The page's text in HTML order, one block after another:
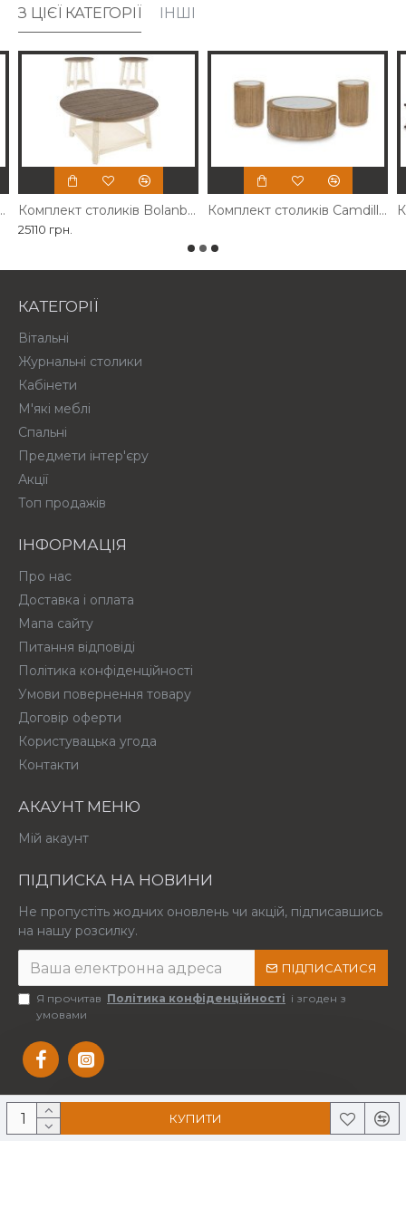
КУПИТИ
З ЦІЄЇ КАТЕГОРІЇ ІНШІ
Ashley Комплект столиків Bolanbrook Ashley
25110 грн.
Комплект столиків Camdill Ashley
КАТЕГОРІЇ
Вітальні
Журнальні столики
Кабінети
М'які меблі
Спальні
Предмети інтер'єру
Акції
Топ продажів
ІНФОРМАЦІЯ
Про нас
Доставка і оплата
Мапа сайту
Питання відповіді
Політика конфіденційності
Умови повернення товару
Договір оферти
Користувацька угода
Контакти
АКАУНТ МЕНЮ
Мій акаунт
ПІДПИСКА НА НОВИНИ
Не пропустіть жодних оновлень чи акцій, підписавшись
на нашу розсилку.
ПІДПИСАТИСЯ
Я прочитав Політика конфіденційності і згоден з
умовами
Copyright © 2025 Усі права захищені